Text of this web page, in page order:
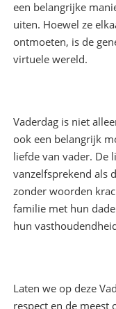
een belangrijke
uiten. Hoewel ze
ontmoeten, is de
virtuele wereld.
Vaderdag is niet
ook een belangrijk
liefde van vader. De
vanzelfsprekend als
zonder woorden
familie met hun
hun
Laten we op deze
respect en de meest